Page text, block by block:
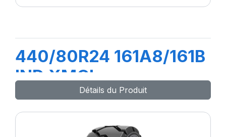
440/80R24 161A8/161B
IND XMCL
Détails du Produit